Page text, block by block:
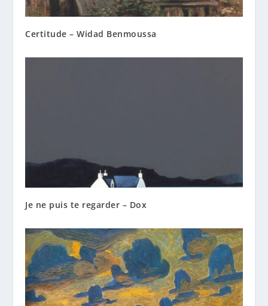
Certitude – Widad Benmoussa
Je ne puis te regarder – Dox